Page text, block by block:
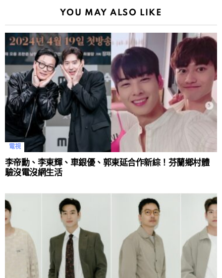
YOU MAY ALSO LIKE
電視
李帝勳、李東輝、車銀優、郭東延合作新綜！芬蘭鄉村體
驗沒電沒網生活